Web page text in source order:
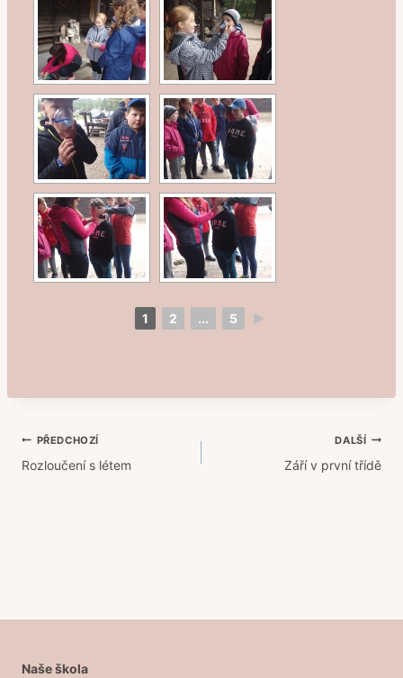
1 2 ... 5 ►
Navigace
pro
PŘEDCHOZÍ
Rozloučení s létem
DALŠÍ
Září v první třídě
Naše škola